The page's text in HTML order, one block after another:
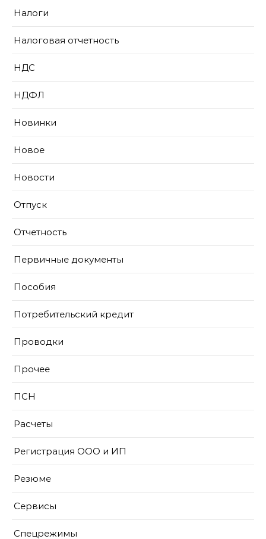
Налоги
Налоговая отчетность
НДС
НДФЛ
Новинки
Новое
Новости
Отпуск
Отчетность
Первичные документы
Пособия
Потребительский кредит
Проводки
Прочее
ПСН
Расчеты
Регистрация ООО и ИП
Резюме
Сервисы
Спецрежимы